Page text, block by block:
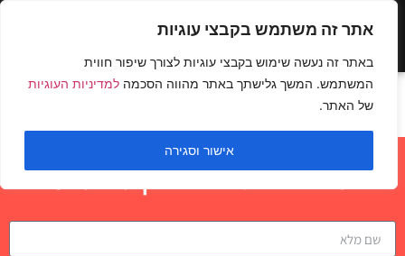
אתר זה משתמש בקבצי עוגיות
באתר זה נעשה שימוש בקבצי עוגיות לצורך שיפור חווית
המשתמש. המשך גלישתך באתר מהווה הסכמה למדיניות העוגיות
של האתר.
אישור וסגירה
גובלט סקוואט
השאירו פרטים לבדיקת התאמה